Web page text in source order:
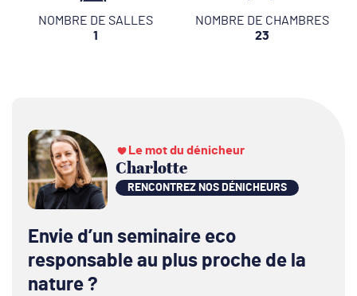
NOMBRE DE SALLES
1
NOMBRE DE CHAMBRES
23
Le mot du dénicheur
Charlotte
RENCONTREZ NOS DÉNICHEURS
Envie d’un seminaire eco
responsable au plus proche de la
nature ?